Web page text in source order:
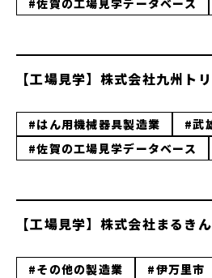
#佐賀の工場見学データベース
【工場見学】株式会社九州ト
#はん用機械器具製造業
#武
#佐賀の工場見学データベース
【工場見学】株式会社まるき
#その他の製造業
#伊万里市